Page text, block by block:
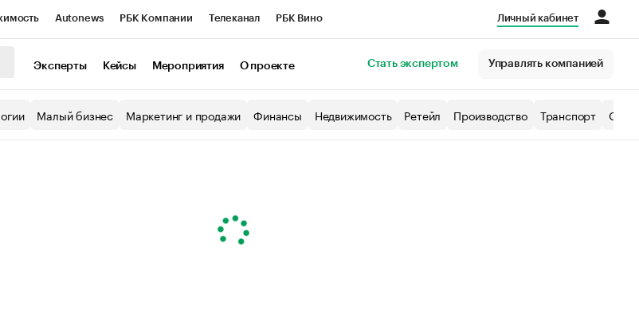
Autonews РБК Компании Телеканал РБК Вино
Экономика Бизнес
Личный кабинет
Эксперты Кейсы Мероприятия О проекте Стать экспертом Управлять компанией
Малый бизнес Маркетинг и продажи Финансы Недвижимость Ретейл Производство Транспорт